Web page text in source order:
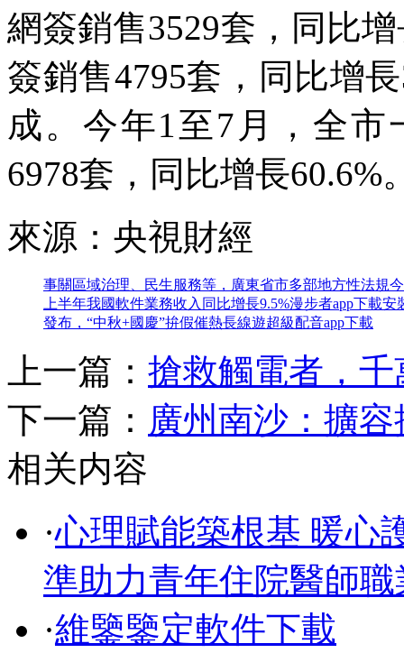
網簽銷售3529套，同比
簽銷售4795套，同比增
成。今年1至7月，全
6978套，同比增長60.6%
來源：央視財經
事關區域治理、民生服務等，廣東省市多部地方性法規
上半年我國軟件業務收入同比增長9.5%漫步者app下載安
發布，“中秋+國慶”拚假催熱長線遊超級配音app下載
上一篇： 搶救觸電者，
下一篇： 廣州南沙：擴
相关内容
·心理賦能築根基 暖
準助力青年住院醫師
·維鑒鑒定軟件下載